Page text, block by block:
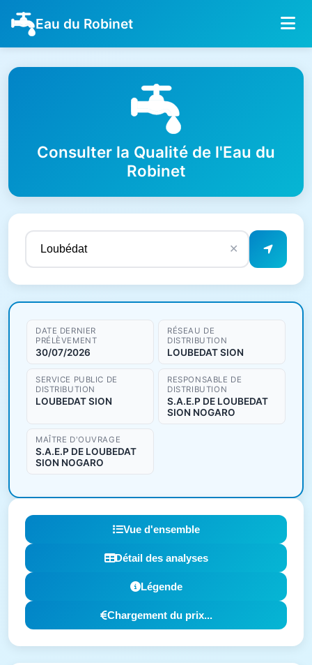
Eau du Robinet
Consulter la Qualité de l'Eau du
Robinet
✕
Résultats de qualité de l'eau
DATE DERNIER
PRÉLÈVEMENT
30/07/2026
RÉSEAU DE
DISTRIBUTION
LOUBEDAT SION
SERVICE PUBLIC DE
DISTRIBUTION
LOUBEDAT SION
RESPONSABLE DE
DISTRIBUTION
S.A.E.P DE LOUBEDAT
SION NOGARO
MAÎTRE D'OUVRAGE
S.A.E.P DE LOUBEDAT
SION NOGARO
Vue d'ensemble
Détail des analyses
Légende
Chargement du prix...